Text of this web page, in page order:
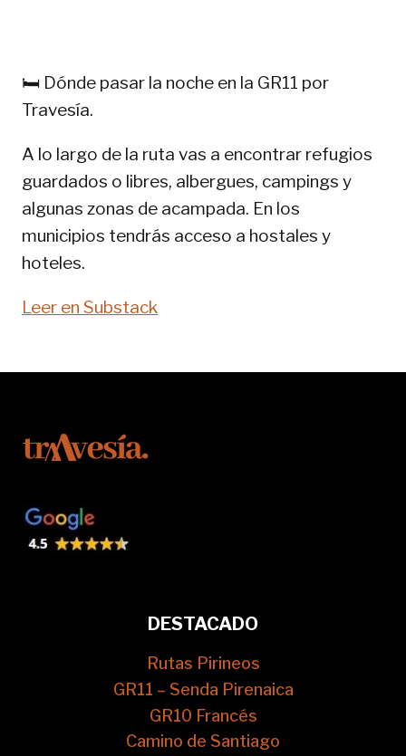
11-
🛏️ Dónde pasar la noche en la GR11 por
Travesía.
A lo largo de la ruta vas a encontrar refugios
guardados o libres, albergues, campings y
algunas zonas de acampada. En los
municipios tendrás acceso a hostales y
hoteles.
Leer en Substack
DESTACADO
Rutas Pirineos
GR11 – Senda Pirenaica
GR10 Francés
Camino de Santiago